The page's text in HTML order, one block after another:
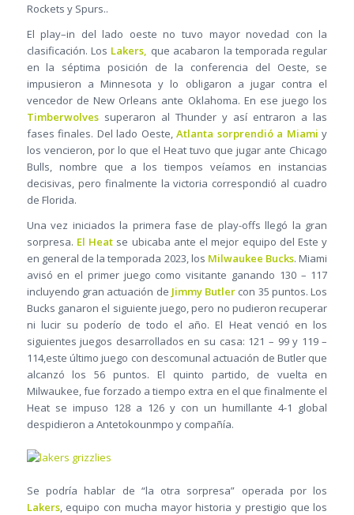
Rockets y Spurs..
El play–in del lado oeste no tuvo mayor novedad con la
clasificación. Los Lakers, que acabaron la temporada regular
en la séptima posición de la conferencia del Oeste, se
impusieron a Minnesota y lo obligaron a jugar contra el
vencedor de New Orleans ante Oklahoma. En ese juego los
Timberwolvessuperaron al Thunder y así entraron a las
fases finales. Del lado Oeste,Atlanta sorprendió a Miami y
los vencieron, por lo que el Heat tuvo que jugar ante Chicago
Bulls, nombre que a los tiempos veíamos en instancias
decisivas, pero finalmente la victoria correspondió al cuadro
de Florida.
Una vez iniciados la primera fase de play-offs llegó la gran
sorpresa. El Heat se ubicaba ante el mejor equipo del Este y
en general de la temporada 2023, los Milwaukee Bucks. Miami
avisó en el primer juego como visitante ganando 130 – 117
incluyendo gran actuación de Jimmy Butler con 35 puntos. Los
Bucks ganaron el siguiente juego, pero no pudieron recuperar
ni lucir su poderío de todo el año. El Heat venció en los
siguientes juegos desarrollados en su casa: 121 – 99 y 119 –
114,este último juego con descomunal actuación de Butler que
alcanzó los 56 puntos. El quinto partido, de vuelta en
Milwaukee, fue forzado a tiempo extra en el que finalmente el
Heat se impuso 128 a 126 y con un humillante 4-1 global
despidieron a Antetokounmpo y compañía.
Se podría hablar de “la otra sorpresa” operada por los
Lakers, equipo con mucha mayor historia y prestigio que los